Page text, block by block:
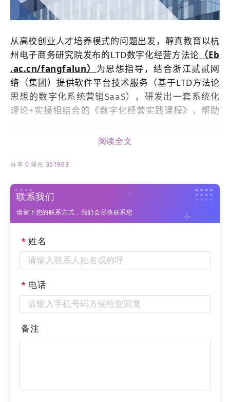
从高校创业人才培养模式的问题出发，醇真教育以杭
州电子商务研究院发布的LTD数字化经营方法论 （Eb
.ac.cn/fangfalun） 为思想指导，结合浙江贰贰网
络（集团）提供软件平台技术服务 （基于LTD方法论
思想的数字化系统营销SaaS），研发出一套系统化
理论+实操相结合的《数字化经营实践课程》，帮助
由专业的执教团队根据不同类型人才的创业与社会发
《数字化经营实践课程》分为三个阶段，理论学习、
阅读全文
分享 0 曝光 351963
联系我们
请留下您的联系方式，我们会尽快联系您
*姓名
* 电话
备注